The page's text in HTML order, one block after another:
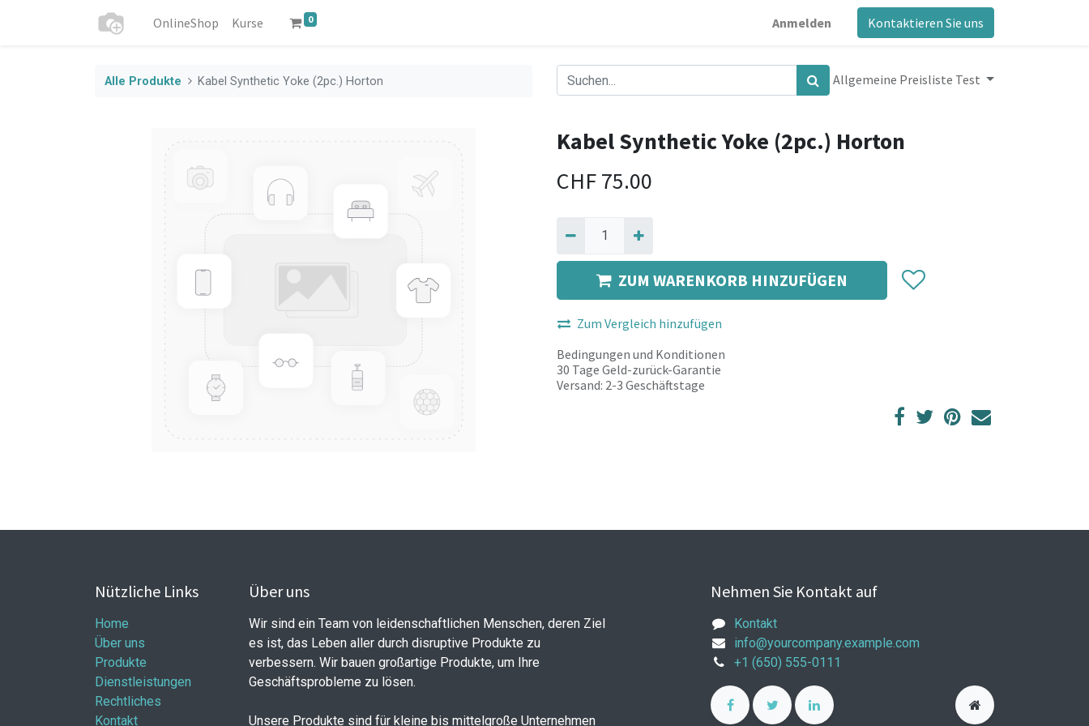
OnlineShop Kurse 0 Anmelden Kontaktieren Sie uns
Alle Produkte Kabel Synthetic Yoke (2pc.) Horton Allgemeine Preisliste Test
Kabel Synthetic Yoke (2pc.) Horton
CHF75.00
ZUM WARENKORB HINZUFÜGEN
Zum Vergleich hinzufügen
Bedingungen und Konditionen
30 Tage Geld-zurück-Garantie
Versand: 2-3 Geschäftstage
Nützliche Links
Home
Über uns
Produkte
Dienstleistungen
Rechtliches
Kontakt
Über uns
Wir sind ein Team von leidenschaftlichen Menschen, deren Ziel
es ist, das Leben aller durch disruptive Produkte zu
verbessern. Wir bauen großartige Produkte, um Ihre
Geschäftsprobleme zu lösen.
Unsere Produkte sind für kleine bis mittelgroße Unternehmen
Nehmen Sie Kontakt auf
Kontakt
info@yourcompany.example.com
+1 (650) 555-0111